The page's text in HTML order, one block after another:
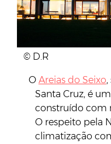
© D.R
O Areias do Seixo
Santa Cruz, é
construído com
O respeito pela
climatização